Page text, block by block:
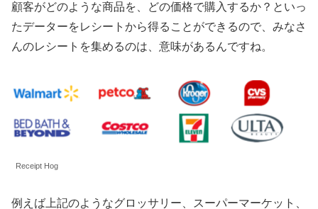
顧客がどのような商品を、どの価格で購入するか？といっ
たデーターをレシートから得ることができるので、みなさ
んのレシートを集めるのは、意味があるんですね。
Receipt Hog
例えば上記のようなグロッサリー、スーパーマーケット、